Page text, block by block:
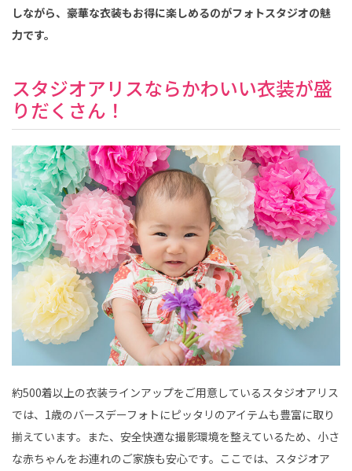
しながら、豪華な衣装もお得に楽しめるのがフォトスタジオの魅
力です。
スタジオアリスならかわいい衣装が盛
りだくさん！
約500着以上の衣装ラインアップをご用意しているスタジオアリス
では、1歳のバースデーフォトにピッタリのアイテムも豊富に取り
揃えています。また、安全快適な撮影環境を整えているため、小さ
な赤ちゃんをお連れのご家族も安心です。ここでは、スタジオア